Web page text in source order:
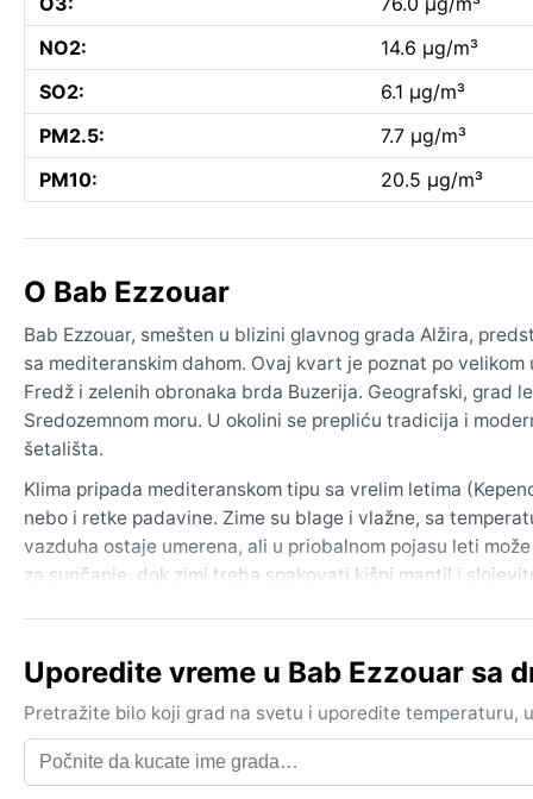
NO2:
14.6 µg/m³
SO2:
6.1 µg/m³
PM2.5:
7.7 µg/m³
PM10:
20.5 µg/m³
O Bab Ezzouar
Bab Ezzouar, smešten u blizini glavnog grada Alžira,
sa mediteranskim dahom. Ovaj kvart je poznat po
Fredž i zelenih obronaka brda Buzerija. Geografski, grad
Sredozemnom moru. U okolini se prepliću tradicija i
šetališta.
Klima pripada mediteranskom tipu sa vrelim letima
nebo i retke padavine. Zime su blage i vlažne, sa
vazduha ostaje umerena, ali u priobalnom pojasu leti
za sunčanje, dok zimi treba spakovati kišni mantil i
Najugodniji period za boravak jeste proleće i jesen, kada
fenomen je siroko – vreo i suv vetar iz Sahare koji donosi
čest, njegovi udari mogu potrajati nekoliko dana i ostaviti
Uporedite vreme u Bab Ezzouar sa
Pretražite bilo koji grad na svetu i uporedite temperaturu,